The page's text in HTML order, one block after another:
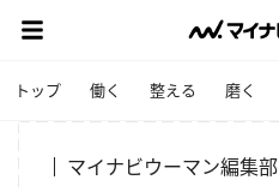
トップ 働く 整える 磨く
マイナビウーマン編集部